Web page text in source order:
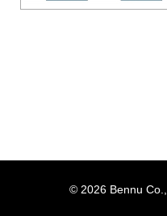
© 2026 Bennu